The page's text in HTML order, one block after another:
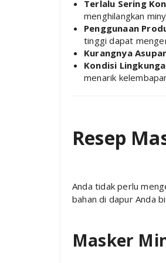
Terlalu Sering
menghilangkan
Penggunaan
tinggi dapat
Kurangnya
Kondisi
menarik
Resep
Anda tidak perlu
bahan di dapur Anda
Masker